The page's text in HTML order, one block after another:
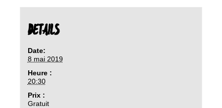
DETAILS
Date:
8 mai 2019
Heure :
20:30
Prix :
Gratuit